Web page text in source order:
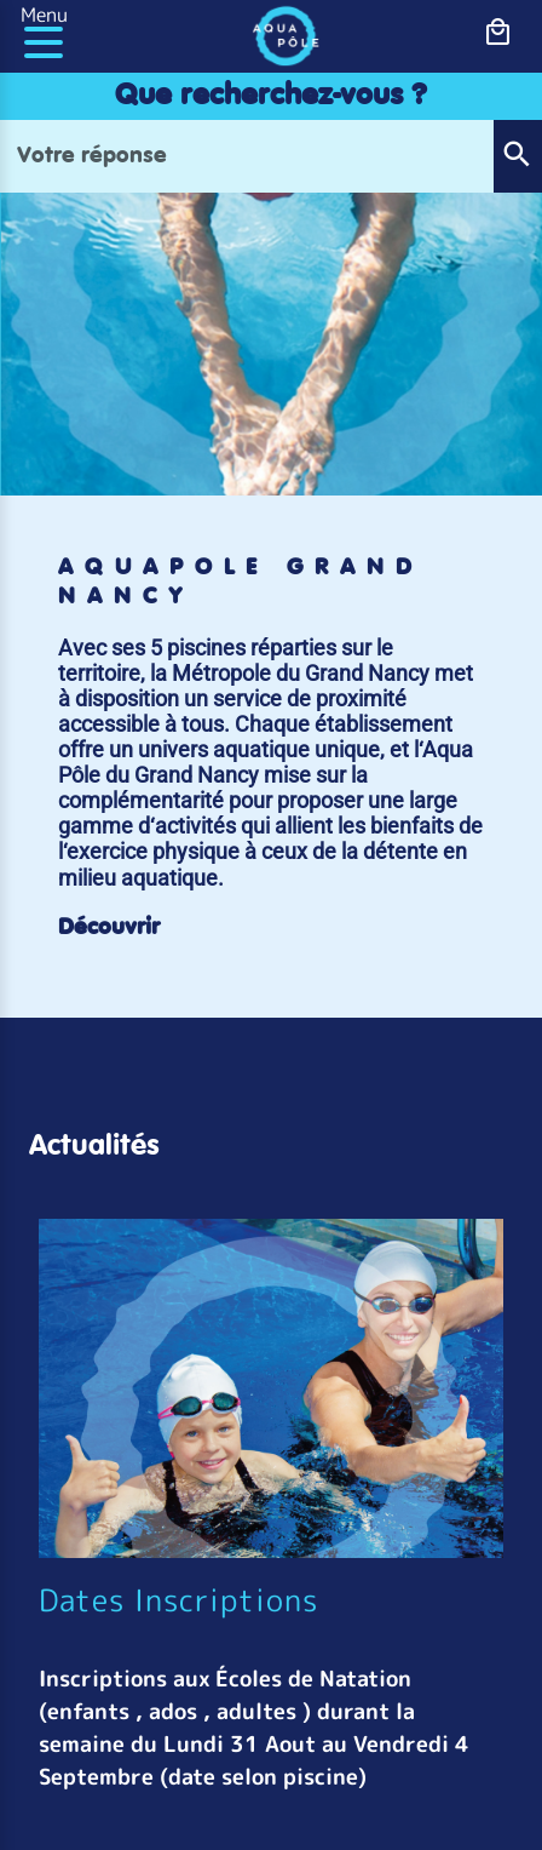
Panneau de gestion des cookies
Menu
Que recherchez-vous ?
AQUAPÔLE GRAND
NANCY
Avec ses 5 piscines réparties sur le
territoire, la Métropole du Grand Nancy met
à disposition un service de proximité
accessible à tous. Chaque établissement
offre un univers aquatique unique, et l‘Aqua
Pôle du Grand Nancy mise sur la
complémentarité pour proposer une large
gamme d‘activités qui allient les bienfaits de
l‘exercice physique à ceux de la détente en
milieu aquatique.
Découvrir
Actualités
Dates Inscriptions
Inscriptions aux Écoles de Natation
(enfants , ados , adultes ) durant la
semaine du Lundi 31 Aout au Vendredi 4
Septembre (date selon piscine)